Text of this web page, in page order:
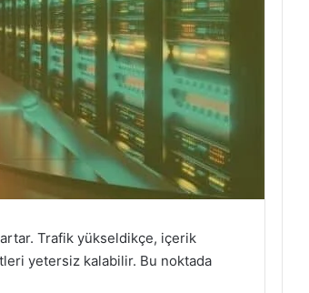
Trafik yükseldikçe, içerik
yetersiz kalabilir. Bu noktada